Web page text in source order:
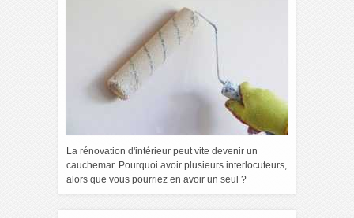
La rénovation d'intérieur peut vite devenir un
cauchemar. Pourquoi avoir plusieurs interlocuteurs,
alors que vous pourriez en avoir un seul ?